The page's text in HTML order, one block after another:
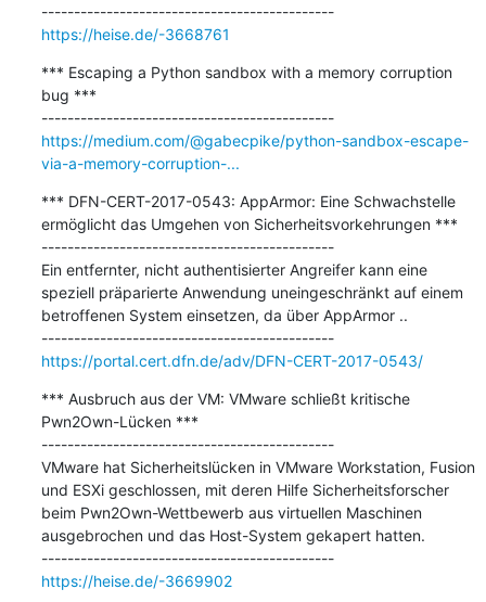
---------------------------------------------
https://heise.de/-3668761
*** Escaping a Python sandbox with a memory corruption
bug ***
---------------------------------------------
https://medium.com/@gabecpike/python-sandbox-escape-
via-a-memory-corruption-...
*** DFN-CERT-2017-0543: AppArmor: Eine Schwachstelle
ermöglicht das Umgehen von Sicherheitsvorkehrungen ***
---------------------------------------------
Ein entfernter, nicht authentisierter Angreifer kann eine
speziell präparierte Anwendung uneingeschränkt auf einem
betroffenen System einsetzen, da über AppArmor ..
---------------------------------------------
https://portal.cert.dfn.de/adv/DFN-CERT-2017-0543/
*** Ausbruch aus der VM: VMware schließt kritische
Pwn2Own-Lücken ***
---------------------------------------------
VMware hat Sicherheitslücken in VMware Workstation, Fusion
und ESXi geschlossen, mit deren Hilfe Sicherheitsforscher
beim Pwn2Own-Wettbewerb aus virtuellen Maschinen
ausgebrochen und das Host-System gekapert hatten.
---------------------------------------------
https://heise.de/-3669902